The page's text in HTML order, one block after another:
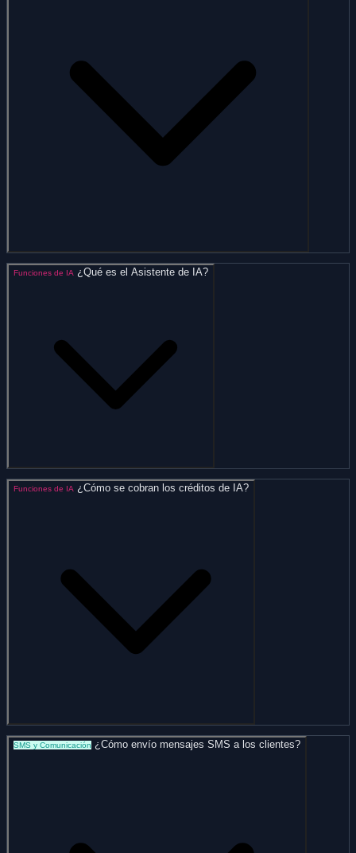
Funciones de IA ¿Qué es el Asistente de IA?
Funciones de IA ¿Cómo se cobran los créditos de IA?
SMS y Comunicación ¿Cómo envío mensajes SMS a los clientes?